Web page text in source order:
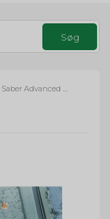
Wiley X Saber Advanced med 2 glas (Smoke+Light Rust)